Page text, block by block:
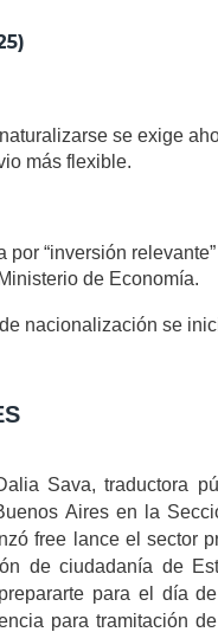
se exige
más flexible.
“inversión
de Economía.
nacionalización se
Sava, traductora
Aires en la
free lance el sector
de ciudadanía de
para el día
para tramitación